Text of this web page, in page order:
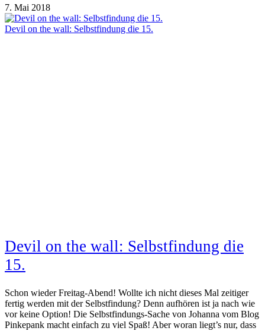
7. Mai 2018
Devil on the wall: Selbstfindung die 15.
Devil on the wall: Selbstfindung die
15.
Schon wieder Freitag-Abend! Wollte ich nicht dieses Mal zeitiger
fertig werden mit der Selbstfindung? Denn aufhören ist ja nach wie
vor keine Option! Die Selbstfindungs-Sache von Johanna vom Blog
Pinkepank macht einfach zu viel Spaß! Aber woran liegt’s nur, dass